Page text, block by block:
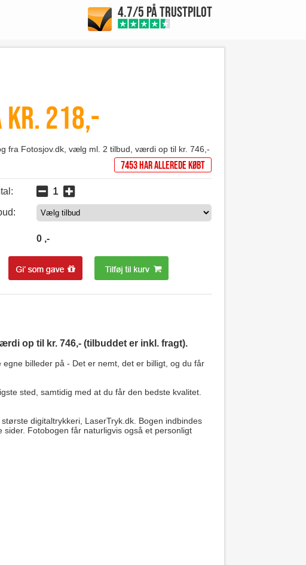
4.7/5 PÅ TRUSTPILOT
kr. 218,-
fra Fotosjov.dk, vælg ml. 2 tilbud, værdi op til kr. 746,-
7453 har allerede købt
0 ,-
op til kr. 746,- (tilbuddet er inkl. fragt).
billeder på - Det er nemt, det er billigt, og du får
sted, samtidig med at du får den bedste kvalitet.
digitaltrykkeri, LaserTryk.dk. Bogen indbindes
Fotobogen får naturligvis også et personligt